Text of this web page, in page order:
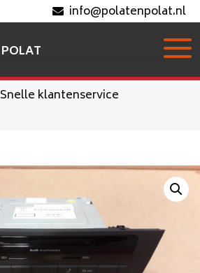
info@polatenpolat.nl
POLAT
Snelle klantenservice